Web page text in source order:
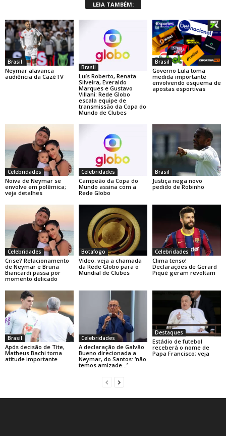
LEIA TAMBÉM:
Brasil
Neymar alavanca
audiência da CazéTV
Brasil
Luís Roberto, Renata
Silveira, Everaldo
Marques e Gustavo
Villani: Rede Globo
escala equipe de
transmissão da Copa do
Mundo de Clubes
Brasil
Governo Lula toma
medida importante
envolvendo esquema de
apostas esportivas
Celebridades
Noiva de Neymar se
envolve em polêmica;
veja detalhes
Celebridades
Campeão da Copa do
Mundo assina com a
Rede Globo
Brasil
Justiça nega novo
pedido de Robinho
Celebridades
Crise? Relacionamento
de Neymar e Bruna
Biancardi passa por
momento delicado
Botafogo
Vídeo: veja a chamada
da Rede Globo para o
Mundial de Clubes
Celebridades
Clima tenso!
Declarações de Gerard
Piqué geram revoltam
Brasil
Após decisão de Tite,
Matheus Bachi toma
atitude importante
Celebridades
A declaração de Galvão
Bueno direcionada a
Neymar, do Santos: ‘não
temos amizade…’
Destaques
Estádio de futebol
receberá o nome de
Papa Francisco; veja